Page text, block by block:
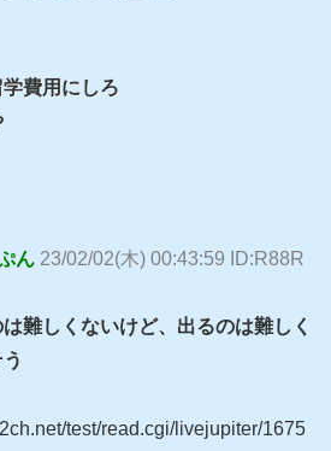
費用にしろ
ん 23/02/02(木) 00:43:59 ID:R88R
難しくないけど、出るのは難しく
test/read.cgi/livejupiter/1675